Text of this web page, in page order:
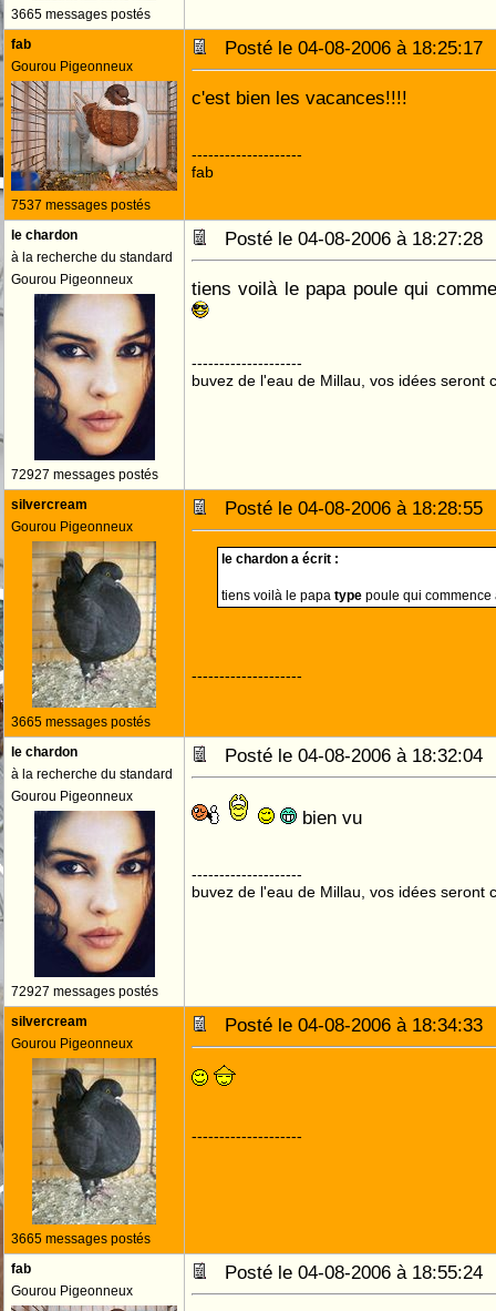
3665 messages postés
fab
Gourou Pigeonneux
7537 messages postés
Posté le 04-08-2006 à
c'est bien les vacances!!!!
--------------------
fab
le chardon
à la recherche du standard
Gourou Pigeonneux
72927 messages postés
Posté le 04-08-2006 à
tiens voilà le papa poule qui
--------------------
buvez de l'eau de Millau, vos idées seront
silvercream
Gourou Pigeonneux
3665 messages postés
Posté le 04-08-2006 à
le chardon a écrit :
tiens voilà le papa type poule qui
--------------------
le chardon
à la recherche du standard
Gourou Pigeonneux
72927 messages postés
Posté le 04-08-2006 à
bien vu
--------------------
buvez de l'eau de Millau, vos idées seront
silvercream
Gourou Pigeonneux
3665 messages postés
Posté le 04-08-2006 à
--------------------
fab
Gourou Pigeonneux
Posté le 04-08-2006 à